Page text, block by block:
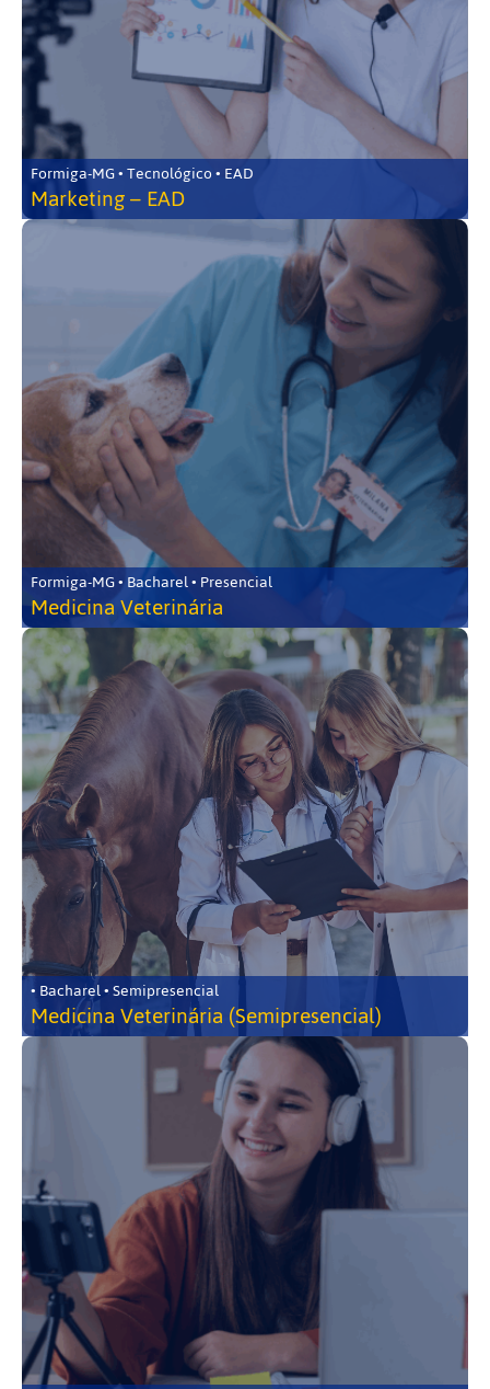
Formiga-MG • Tecnológico • EAD
Marketing – EAD
Formiga-MG • Bacharel • Presencial
Medicina Veterinária
• Bacharel • Semipresencial
Medicina Veterinária (Semipresencial)